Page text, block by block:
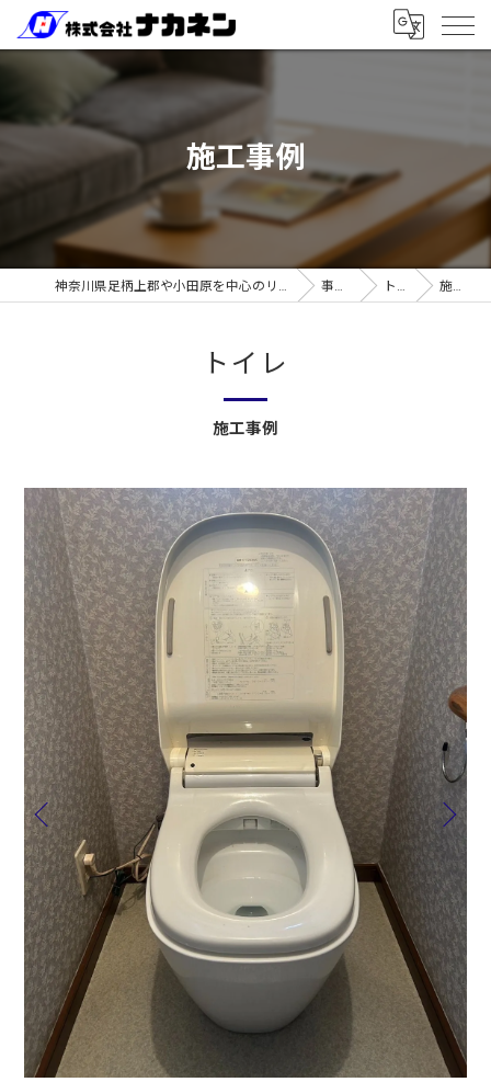
施工事例
神奈川県足柄上郡や小田原を中心のリフォームなら株式会社ナカネン 事業案内 トイレ 施工事例
施工事例
トイレ